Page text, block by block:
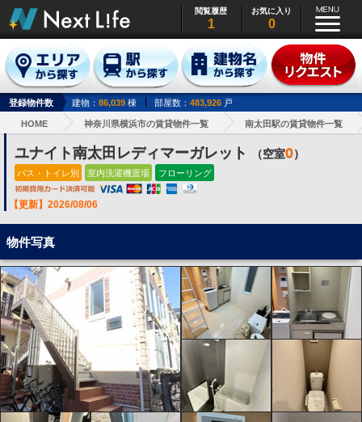
閲覧履歴
1
お気に入り
0
登録物件数 建物： 86,039 棟 部屋数： 483,926 戸
HOME 神奈川県横浜市の賃貸物件一覧 南太田駅の賃貸物件一覧
ユナイト南太田レディマーガレット （空室0）
バス・トイレ別 室内洗濯機置場 フローリング
【更新】2026/08/06
物件写真